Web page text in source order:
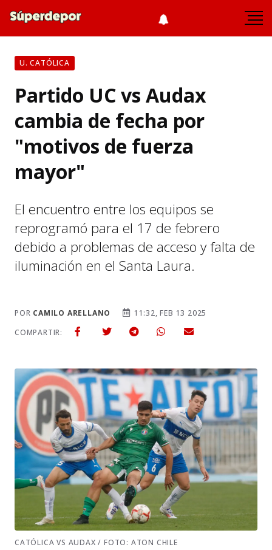
U. CATÓLICA
Partido UC vs Audax
cambia de fecha por
"motivos de fuerza
mayor"
El encuentro entre los equipos se
reprogramó para el 17 de febrero
debido a problemas de acceso y falta de
iluminación en el Santa Laura.
POR CAMILO ARELLANO
11:32, FEB 13 2025
COMPARTIR:
CATÓLICA VS AUDAX / FOTO: ATON CHILE